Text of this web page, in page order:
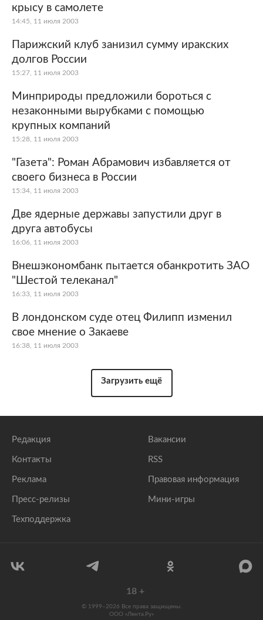
крысу в самолете
14:45, 11 июля 2003
Парижский клуб занизил сумму иракских
долгов России
15:27, 11 июля 2003
Минприроды предложили бороться с
незаконными вырубками с помощью
крупных компаний
15:28, 11 июля 2003
"Газета": Роман Абрамович избавляется от
своего бизнеса в России
15:34, 11 июля 2003
Две ядерные державы запустили друг в
друга автобусы
16:06, 11 июля 2003
Внешэкономбанк пытается обанкротить ЗАО
"Шестой телеканал"
16:33, 11 июля 2003
В лондонском суде отец Филипп изменил
свое мнение о Закаеве
16:38, 11 июля 2003
Загрузить ещё
Редакция
Контакты
Реклама
Пресс-релизы
Техподдержка
Вакансии
RSS
Правовая информация
Мини-игры
18 +
© 1999–2026 Все права защищены.
ООО «Лента.Ру»